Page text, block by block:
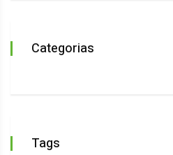
Categorias
Tags